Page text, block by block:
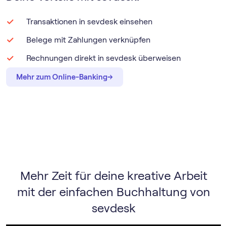
Transaktionen in sevdesk einsehen
Belege mit Zahlungen verknüpfen
Rechnungen direkt in sevdesk überweisen
Mehr zum Online-Banking→
→
Mehr Zeit für deine kreative Arbeit
mit der einfachen Buchhaltung von
sevdesk